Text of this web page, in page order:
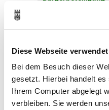
Diese Webseite
Bei dem Besuch dieser
gesetzt. Hierbei handelt
Ihrem Computer abgelegt
verbleiben. Sie werden
Bauleitplanung: Für
Bebauungsplänen
Aktuelle